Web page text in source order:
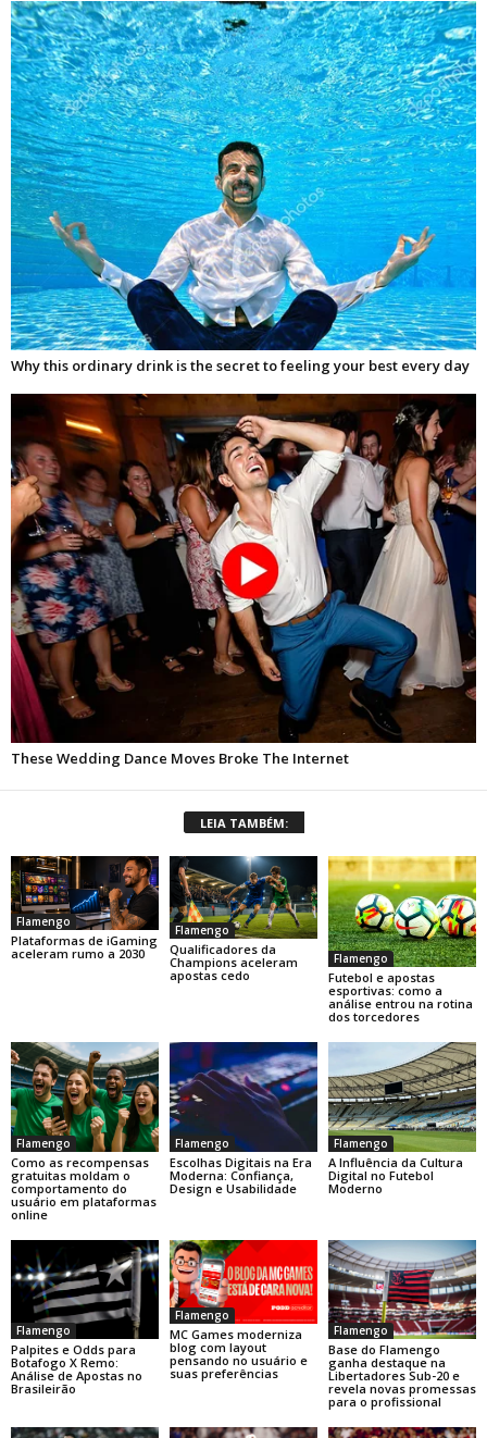
LEIA TAMBÉM:
Flamengo
Plataformas de iGaming
aceleram rumo a 2030
Flamengo
Qualificadores da
Champions aceleram
apostas cedo
Flamengo
Futebol e apostas
esportivas: como a
análise entrou na rotina
dos torcedores
Flamengo
Como as recompensas
gratuitas moldam o
comportamento do
usuário em plataformas
online
Flamengo
Escolhas Digitais na Era
Moderna: Confiança,
Design e Usabilidade
Flamengo
A Influência da Cultura
Digital no Futebol
Moderno
Flamengo
Palpites e Odds para
Botafogo X Remo:
Análise de Apostas no
Brasileirão
Flamengo
MC Games moderniza
blog com layout
pensando no usuário e
suas preferências
Flamengo
Base do Flamengo
ganha destaque na
Libertadores Sub-20 e
revela novas promessas
para o profissional